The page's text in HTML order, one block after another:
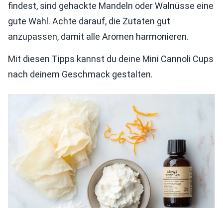
findest, sind gehackte Mandeln oder Walnüsse eine
gute Wahl. Achte darauf, die Zutaten gut
anzupassen, damit alle Aromen harmonieren.
Mit diesen Tipps kannst du deine Mini Cannoli Cups
nach deinem Geschmack gestalten.